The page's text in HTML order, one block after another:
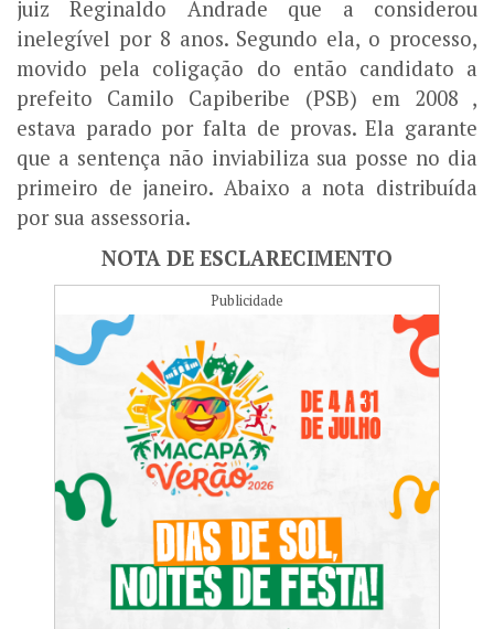
juiz Reginaldo Andrade que a considerou
inelegível por 8 anos. Segundo ela, o processo,
movido pela coligação do então candidato a
prefeito Camilo Capiberibe (PSB) em 2008 ,
estava parado por falta de provas. Ela garante
que a sentença não inviabiliza sua posse no dia
primeiro de janeiro. Abaixo a nota distribuída
por sua assessoria.
NOTA DE ESCLARECIMENTO
Publicidade